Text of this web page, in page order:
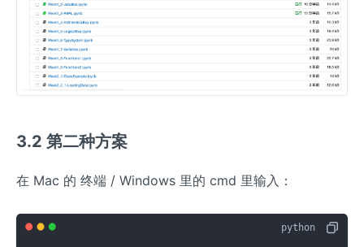
3.2 第二种方案
在 Mac 的 终端 / Windows 里的 cmd 里输入：